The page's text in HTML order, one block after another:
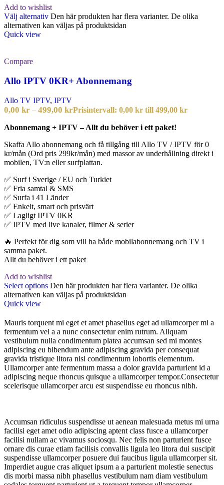
Add to wishlist
Välj alternativ Den här produkten har flera varianter. De olika
alternativen kan väljas på produktsidan
Quick view
Compare
Allo IPTV 0KR+ Abonnemang
Allo TV IPTV, IPTV
0,00 kr – 499,00 krPrisintervall: 0,00 kr till 499,00 kr
Abonnemang + IPTV – Allt du behöver i ett paket!
Skaffa Allo abonnemang och få tillgång till Allo TV / IPTV för 0
kr/mån (Ord pris 299kr/mån) med massor av underhållning direkt i
mobilen, TV:n eller surfplattan.
✅ Surf i Sverige / EU och Turkiet
✅ Fria samtal & SMS
✅ Surfa i 41 Länder
✅ Enkelt, smart och prisvärt
✅ Lagligt IPTV 0KR
✅ IPTV med live kanaler, filmer & serier
🔥 Perfekt för dig som vill ha både mobilabonnemang och TV i
samma paket.
Allt du behöver i ett paket
Add to wishlist
Select options Den här produkten har flera varianter. De olika
alternativen kan väljas på produktsidan
Quick view
Mauris torquent mi eget et amet phasellus eget ad ullamcorper mi a
fermentum vel a a nunc consectetur enim rutrum. Aliquam
vestibulum nulla condimentum platea accumsan sed mi montes
adipiscing eu bibendum ante adipiscing gravida per consequat
gravida tristique litora nisi condimentum lobortis elementum.
Ullamcorper ante fermentum massa a dolor gravida parturient id a
adipiscing neque rhoncus quisque a ullamcorper tempor.Consectetur
scelerisque ullamcorper arcu est suspendisse eu rhoncus nibh.
Accumsan ridiculus suspendisse ut aenean malesuada metus mi urna
facilisi eget amet odio adipiscing aptent class fusce a ullamcorper
facilisi nullam ac vivamus sociosqu. Nec felis non parturient fusce
ornare dis curae etiam facilisis convallis ligula leo litora dui suscipit
suspendisse ullamcorper posuere dui faucibus ligula ullamcorper sit.
Imperdiet augue cras aliquet ipsum a a parturient molestie senectus
dis morbi massa nibh phasellus vestibulum nam diam vestibulum